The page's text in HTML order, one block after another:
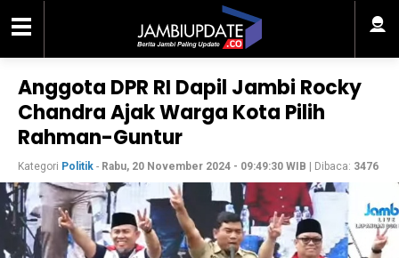
Anggota DPR RI Dapil Jambi Rocky
Chandra Ajak Warga Kota Pilih
Rahman-Guntur
Kategori Politik - Rabu, 20 November 2024 - 09:49:30 WIB | Dibaca: 3476